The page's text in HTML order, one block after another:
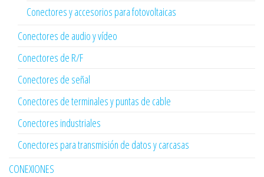
Conectores y accesorios para fotovoltaicas
Conectores de audio y vídeo
Conectores de R/F
Conectores de señal
Conectores de terminales y puntas de cable
Conectores industriales
Conectores para transmisión de datos y carcasas
CONEXIONES